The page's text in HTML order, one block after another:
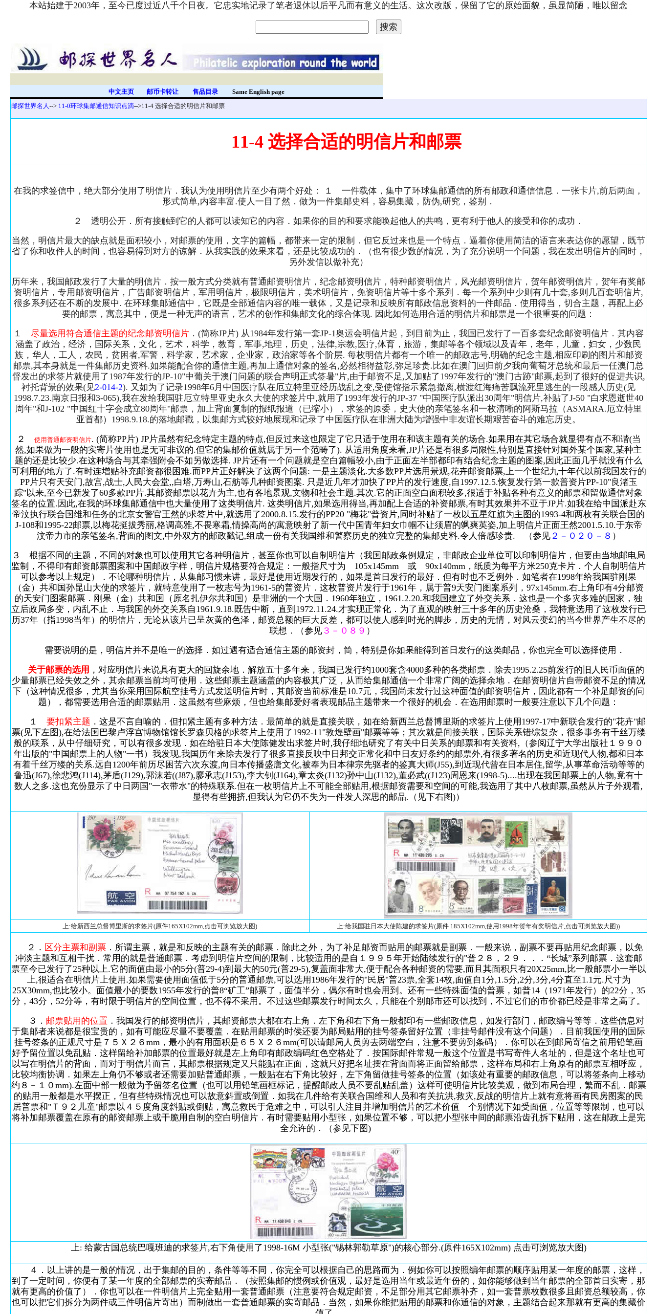
本站始建于2003年，至今已度过近八千个日夜。它忠实地记录了笔者退休以后平凡而有意义的生活。这次改版，保留了它的原始面貌，虽显简陋，唯以留念
中文主页 邮币卡转让 售品目录
Same English page
邮探世界名人--> 11-0环球集邮通信知识点滴-->11-4 选择合适的明信片和邮票
11-4 选择合适的明信片和邮票
在我的求签信中，绝大部分使用了明信片．我认为使用明信片至少有两个好处： １ 一件载体，集中了环球集邮通信的所有邮政和通信信息．一张卡片,前后两面，
形式简单,内容丰富.使人一目了然．做为一件集邮史料，容易集藏，防伪,研究，鉴别．
２ 透明公开．所有接触到它的人都可以读知它的内容．如果你的目的和要求能唤起他人的共鸣，更有利于他人的接受和你的成功．
当然，明信片最大的缺点就是面积较小，对邮票的使用，文字的篇幅，都带来一定的限制．但它反过来也是一个特点．逼着你使用简洁的语言来表达你的愿望，既节
省了你和收件人的时间，也容易得到对方的谅解．从我实践的效果来看，还是比较成功的．（也有很少数的情况，为了充分说明一个问题，我在发出明信片的同时，
另外发信以做补充）
历年来，我国邮政发行了大量的明信片．按一般方式分类就有普通邮资明信片，纪念邮资明信片，特种邮资明信片，风光邮资明信片，贺年邮资明信片，贺年有奖邮
资明信片，专用邮资明信片，广告邮资明信片，军用明信片，极限明信片，美术明信片，免资明信片等十多个系列．每一个系列中少则有几十套,多则几百套明信片,
很多系列还在不断的发展中. 在环球集邮通信中，它既是全部通信内容的唯一载体，又是记录和反映所有邮政信息资料的一件邮品．使用得当，切合主题，再配上必
要的邮票，寓意其中，便是一种无声的语言，艺术的创作和集邮文化的综合体现. 因此如何选用合适的明信片和邮票是一个很重要的问题：
１ 尽量选用符合通信主题的纪念邮资明信片 ．(简称JP片) 从1984年发行第一套JP-1奥运会明信片起，到目前为止，我国已发行了一百多套纪念邮资明信片．其内容
涵盖了政治，经济，国际关系，文化，艺术，科学，教育，军事,地理，历史，法律,宗教,医疗,体育，旅游，集邮等各个领域以及青年，老年，儿童，妇女，少数民
族，华人，工人，农民，贫困者,军警，科学家，艺术家，企业家，政治家等各个阶层. 每枚明信片都有一个唯一的邮政志号,明确的纪念主题,相应印刷的图片和邮资
邮票,其本身就是一件集邮历史资料.如果能配合你的通信主题,再加上通信对象的签名,必然相得益彰,弥足珍贵.比如在澳门回归前夕我向葡萄牙总统和最后一任澳门总
督发出的求签片就使用了1987年发行的JP-10"中葡关于澳门问题的联合声明正式签暑"片,由于邮资不足,又加贴了1997年发行的"澳门古跡"邮票,起到了很好的促进共识,
衬托背景的效果(见2-014-2). 又如为了记录1998年6月中国医疗队在厄立特里亚经历战乱之变,受使馆指示紧急撤离,横渡红海痛苦飘流死里逃生的一段感人历史(见
1998.7.23.南京日报和3-065),我在发给我国驻厄立特里亚史永久大使的求签片中,就用了1993年发行的JP-37 "中国医疗队派出30周年"明信片,补贴了J-50 "白求恩逝世40
周年"和J-102 "中国红十字会成立80周年"邮票，加上背面复制的报纸报道（已缩小），求签的原委，史大使的亲笔签名和一枚清晰的阿斯马拉（ASMARA.厄立特里
亚首都）1998.9.18.的落地邮戳，以集邮方式较好地展现和记录了中国医疗队在非洲大陆为增强中非友谊长期艰苦奋斗的难忘历史。
２
使用普通邮资明信片. (简称PP片) JP片虽然有纪念特定主题的特点,但反过来这也限定了它只适于使用在和该主题有关的场合.如果用在其它场合就显得有点不和谐(当
然,如果做为一般的实寄片使用也是无可非议的.但它的集邮价值就属于另一个范畴了). 从适用角度来看,JP片还是有很多局限性,特别是直接针对国外某个国家,某种主
题的还是比较少.在这种场合与其牵强附会不如另做选择. JP片还有一个问题就是空白篇幅较小,由于正面左半部都印有结合纪念主题的图案,因此正面几乎就没有什么
可利用的地方了.有时连增贴补充邮资都很困难.而PP片正好解决了这两个问题: 一是主题淡化.大多数PP片选用景观,花卉邮资邮票,上一个世纪九十年代以前我国发行的
PP片只有天安门,故宫,战士,人民大会堂,,白塔,万寿山,石舫等几种邮资图案. 只是近几年才加快了PP片的发行速度,自1997.12.5.恢复发行第一款普资片PP-10"良渚玉
踪"以来,至今已新发了60多款PP片.其邮资邮票以花卉为主,也有各地景观,文物和社会主题.其次.它的正面空白面积较多,很适于补贴各种有意义的邮票和留做通信对象
签名的位置.因此,在我的环球集邮通信中也大量使用了这类明信片. 这类明信片,如果选用得当,再加配上合适的补资邮票,有时其效果并不亚于JP片.如我在给中国派赴东
帝汶执行联合国维和任务的北京女警官王然的求签片中,就选用了2000.8.15.发行的PP20 "梅花"普资片,同时补贴了一枚以五星红旗为主图的1993-4和两枚有关联合国的
J-108和1995-22邮票,以梅花挺拔秀丽,格调高雅,不畏寒霜,情操高尚的寓意映射了新一代中国青年妇女巾帼不让须眉的飒爽英姿,加上明信片正面王然2001.5.10.于东帝
汶帝力市的亲笔签名,背面的图文,中外双方的邮政戳记,组成一份有关我国维和警察历史的独立完整的集邮史料.令人倍感珍贵. （参见２－０２０－８ ）
３ 根据不同的主题，不同的对象也可以使用其它各种明信片，甚至你也可以自制明信片（我国邮政条例规定，非邮政企业单位可以印制明信片，但要由当地邮电局
监制，不得印有邮资邮票图案和中国邮政字样，明信片规格要符合规定：一般指尺寸为 105x145mm 或 90x140mm，纸质为每平方米250克卡片．个人自制明信片
可以参考以上规定）．不论哪种明信片，从集邮习惯来讲，最好是使用近期发行的，如果是首日发行的最好．但有时也不乏例外．如笔者在1998年给我国驻刚果
（金）共和国孙昆山大使的求签片，就特意使用了一枚志号为1961-5的普资片．这枚普资片发行于1961年，属于普9天安门图案系列，97x145mm.右上角印有4分邮资
的天安门图案邮票．刚果（金）共和国（原名扎伊尔共和国）是非洲的一个大国．1960年独立，1961.2.20.和我国建立了外交关系．这也是一个多灾多难的国家，独
立后政局多变，内乱不止．与我国的外交关系自1961.9.18.既告中断，直到1972.11.24.才实现正常化．为了直观的映射三十多年的历史沧桑，我特意选用了这枚发行已
历37年（指1998当年）的明信片，无论从该片已呈灰黄的色泽，邮资总额的巨大反差，都可以使人感到时光的脚步，历史的无情，对风云变幻的当今世界产生不尽的
联想．（参见 ３－０８９ ）
需要说明的是，明信片并不是唯一的选择．如过遇有适合通信主题的邮资封，简，特别是你如果能得到首日发行的这类邮品，你也完全可以选择使用．
关于邮票的选用 ，对应明信片来说具有更大的回旋余地．解放五十多年来，我国已发行约1000套含4000多种的各类邮票．除去1995.2.25前发行的旧人民币面值的
少量邮票已经失效之外，其余邮票当前均可使用．这些邮票主题涵盖的内容极其广泛，从而给集邮通信一个非常广阔的选择余地．在邮资明信片自带邮资不足的情况
下（这种情况很多，尤其当你采用国际航空挂号方式发送明信片时，其邮资当前标准是10.7元，我国尚未发行过这种面值的邮资明信片，因此都有一个补足邮资的问
题），都需要选用合适的邮票贴用．这虽然有些麻烦，但也给集邮爱好者表现邮品主题带来一个很好的机会．在选用邮票时一般要注意以下几个问题：
１ 要扣紧主题 ．这是不言自喻的．但扣紧主题有多种方法．最简单的就是直接关联，如在给新西兰总督博里斯的求签片上使用1997-17中新联合发行的"花卉"邮
票(见下左图),在给法国巴黎卢浮宫博物馆馆长罗森贝格的求签片上使用了1992-11"敦煌壁画"邮票等等；其次就是间接关联，国际关系错综复杂，很多事务有千丝万缕
般的联系，从中仔细研究，可以有很多发现．如在给驻日本大使陈健发出求签片时,我仔细地研究了有关中日关系的邮票和有关资料,（参阅辽宁大学出版社１９９０
年出版的"中国邮票上的人物"一书）我发现,我国历年来除去发行了很多直接反映中日邦交正常化和中日友好条约的邮票外,有很多著名的历史和近现代人物,都和日本
有着千丝万缕的关系.远自1200年前历尽困苦六次东渡,向日本传播盛唐文化,被奉为日本律宗先驱者的鉴真大师(J55),到近现代曾在日本居住,留学,从事革命活动等等的
鲁迅(J67),徐悲鸿(J114),茅盾(J129),郭沫若((J87),廖承志(J153),李大钊(J164),章太炎(J132)孙中山(J132),董必武((J123)周恩来(1998-5)....出现在我国邮票上的人物,竟有十
数人之多.这也充份显示了中日两国"一衣带水"的特殊联系.但在一枚明信片上不可能全部贴用,根据邮资需要和空间的可能,我选用了其中八枚邮票,虽然从片子外观看,
显得有些拥挤,但我认为它仍不失为一件发人深思的邮品.（见下右图)）
上:给新西兰总督博里斯的求签片(原件165X102mm,点击可浏览放大图) 上:给我国驻日本大使陈建的求签片(原件 185X102mm,使用1998年贺年有奖明信片,点击可浏览放大图))
２． 区分主票和副票 ．所谓主票，就是和反映的主题有关的邮票．除此之外，为了补足邮资而贴用的邮票就是副票．一般来说，副票不要再贴用纪念邮票，以免
冲淡主题和互相干扰．常用的就是普通邮票．考虑到明信片空间的限制，比较适用的是自１９９５年开始陆续发行的"普２８，２９．．．“长城”系列邮票．这套邮
票至今已发行了25种以上.它的面值由最小的5分(普29-4)到最大的50元(普29-5),复盖面非常大,便于配合各种邮资的需要,而且其面积只有20X25mm,比一般邮票小一半以
上,很适合在明信片上使用.如果需要使用面值低于5分的普通邮票,可以选用1986年发行的"民居"普23票,全套14枚,面值自1分,1.5分,2分,3分,4分直至1.1元.尺寸为
25X30mm,也比较小。面值最小的要数1955年发行的普8“矿工”邮票了，面值半分，偶尔有时也会用到。还有一些特殊面值的普票，如普14（1971年发行）的22分，35
分，43分，52分等，有时限于明信片的空间位置，也不得不采用。不过这些邮票发行时间太久，只能在个别邮市还可以找到，不过它们的市价都已经是非常之高了。
３． 邮票贴用的位置 ．我国发行的邮资明信片，其邮资邮票大都在右上角．左下角和右下角一般都印有一些邮政信息，如发行部门，邮政编号等等．这些信息对
于集邮者来说都是很宝贵的，如有可能应尽量不要覆盖．在贴用邮票的时侯还要为邮局贴用的挂号签条留好位置（非挂号邮件没有这个问题）．目前我国使用的国际
挂号签条的正规尺寸是７５Ｘ２６mm，最小的有用面积是６５Ｘ２６mm(可以请邮局人员剪去两端空白，注意不要剪到条码）．你可以在到邮局寄信之前用铅笔画
好予留位置以免乱贴．这样留给补加邮票的位置最好就是左上角印有邮政编码红色空格处了．按国际邮件常规一般这个位置是书写寄件人名址的，但是这个名址也可
以写在明信片的背面，而对于明信片而言，其邮票根据规定又只能贴在正面，这就只好把名址摆在背面而将正面留给邮票，这样布局和右上角原有的邮票互相呼应，
比较均衡协调．如果左上角仍不够或者还需要加贴普通邮票，一般贴在右下角比较好，左下角留做挂号签条的位置（如该处有重要的邮政信息，可以将签条向上移动
约８－１０mm).左面中部一般做为予留签名位置（也可以用铅笔画框标记，提醒邮政人员不要乱贴乱盖）这样可使明信片比较美观，做到布局合理，繁而不乱．邮票
的贴用一般都是水平摆正，但有些特殊情况也可以故意斜置或倒置．如我在几件给有关联合国维和人员和有关抗洪,救灾,反战的明信片上就有意将画有民房图案的民
居普票和"Ｔ９２儿童"邮票以４５度角度斜贴或倒贴，寓意救民于危难之中，可以引人注目并增加明信片的艺术价值 个别情况下如受面值，位置等等限制，也可以
将补加邮票覆盖在原有的邮资邮票上或干脆用自制的空白明信片．有时需要贴用小型张，如果位置不够，可以把小型张中间的邮票沿齿孔拆下贴用，这在邮政上是完
全允许的．（参见下图)
上: 给蒙古国总统巴嘎班迪的求签片,右下角使用了1998-16M 小型张("锡林郭勒草原")的核心部分.(原件165X102mm) 点击可浏览放大图)
４．以上讲的是一般的情况，出于集邮的目的，条件等等不同，你完全可以根据自己的思路而为．例如你可以按照编年邮票的顺序贴用某一年度的邮票，这样，
到了一定时间，你便有了某一年度的全部邮票的实寄邮品．（按照集邮的惯例或价值观，最好是选用当年或最近年份的，如你能够做到当年邮票的全部首日实寄，那
就有更高的价值了）．你也可以在一件明信片上完全贴用一套普通邮票（注意要符合规定邮资，不足部分用其它邮票补齐，如一套普票枚数很多且邮资总额较高，你
也可以把它们拆分为两件或三件明信片寄出）而制做出一套普通邮票的实寄邮品．当然，如果你能把贴用的邮票和你通信的对象，主题结合起来那就有更高的集藏价